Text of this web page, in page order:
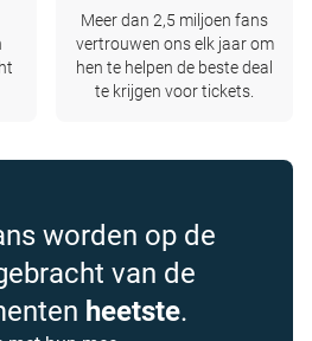
Meer dan 2,5 miljoen fans
vertrouwen ons elk jaar om
hen te helpen de beste deal
te krijgen voor tickets.
worden op de
van de
heetste.